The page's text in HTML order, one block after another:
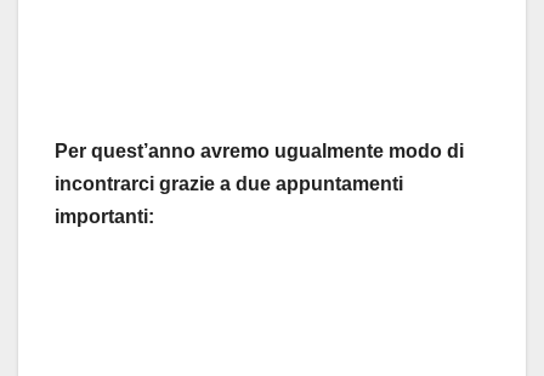
Per quest’anno avremo ugualmente modo di
incontrarci grazie a due appuntamenti
importanti: